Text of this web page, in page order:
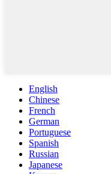
English
Chinese
French
German
Portuguese
Spanish
Russian
Japanese